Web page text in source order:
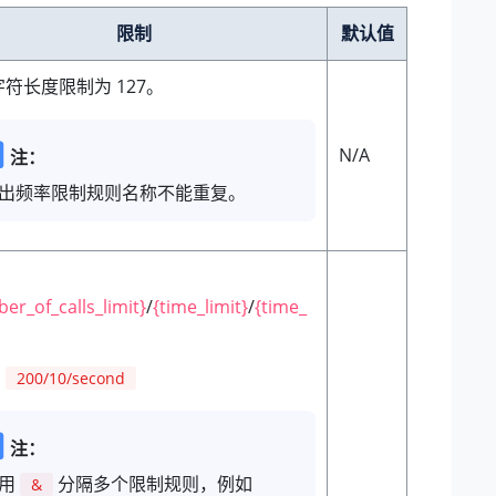
限制 默认值
长度限制为 127。
注：
频率限制规则名称不能重复。
N/A
/{time_limit}/{time_
200/10/second
注：
& 分隔多个限制规则，例如